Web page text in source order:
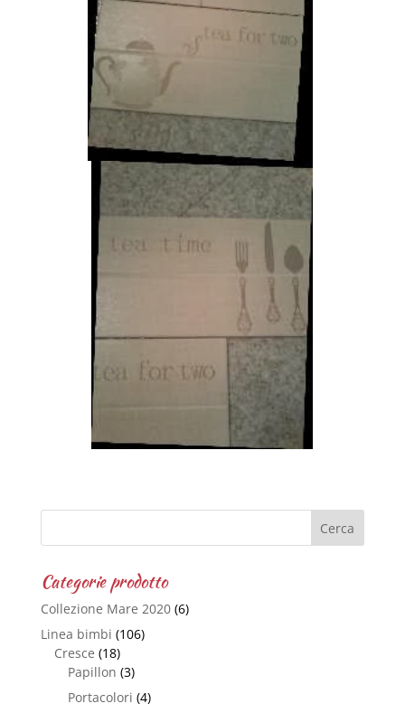
Categorie prodotto
Collezione Mare 2020 (6)
Linea bimbi (106)
Cresce (18)
Papillon (3)
Portacolori (4)